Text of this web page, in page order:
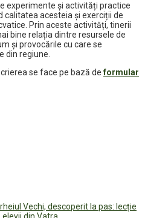
experimente și activități practice
calitatea acesteia și exerciții de
Prin aceste activități, tinerii
bine relația dintre resursele de
și provocările cu care se
din regiune.
se face pe bază deformular
Vechi, descoperit la pas: lecție